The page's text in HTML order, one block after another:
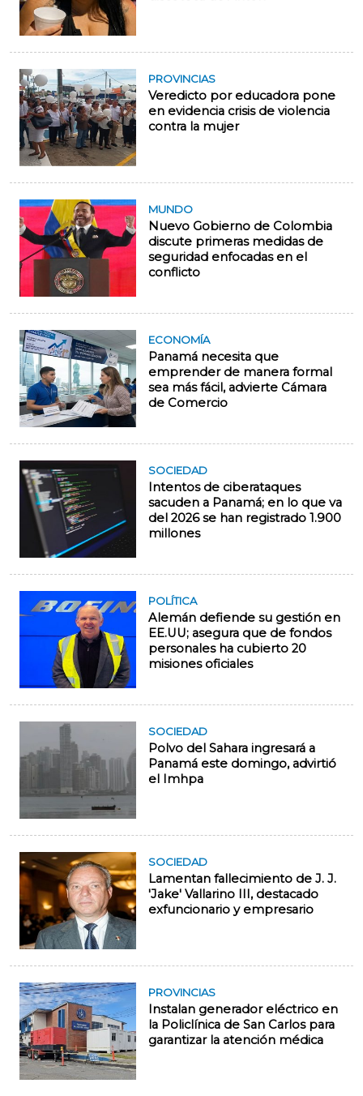
PROVINCIAS
Veredicto por educadora pone
en evidencia crisis de violencia
contra la mujer
MUNDO
Nuevo Gobierno de Colombia
discute primeras medidas de
seguridad enfocadas en el
conflicto
ECONOMÍA
Panamá necesita que
emprender de manera formal
sea más fácil, advierte Cámara
de Comercio
SOCIEDAD
Intentos de ciberataques
sacuden a Panamá; en lo que va
del 2026 se han registrado 1.900
millones
POLÍTICA
Alemán defiende su gestión en
EE.UU; asegura que de fondos
personales ha cubierto 20
misiones oficiales
SOCIEDAD
Polvo del Sahara ingresará a
Panamá este domingo, advirtió
el Imhpa
SOCIEDAD
Lamentan fallecimiento de J. J.
'Jake' Vallarino III, destacado
exfuncionario y empresario
PROVINCIAS
Instalan generador eléctrico en
la Policlínica de San Carlos para
garantizar la atención médica